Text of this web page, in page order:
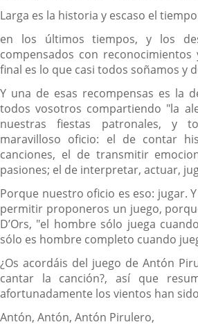
Larga es la historia y escaso el tiempo
en los últimos tiempos, y los
compensados con
final es lo que casi todos soñamos y
Y una de esas recompensas es la
todos vosotros compartiendo "la
nuestras fiestas patronales, y
maravilloso oficio: el de contar
canciones, el de transmitir
pasiones; el de interpretar, actuar,
Porque nuestro oficio es eso: jugar.
permitir proponeros un juego,
D’Ors, "el hombre sólo juega
sólo es hombre completo cuando
¿Os acordáis del juego de Antón
cantar la canción?, así que
afortunadamente los vientos han
Antón, Antón, Antón Pirulero,